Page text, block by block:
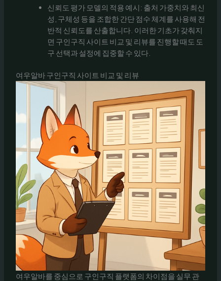
신뢰도 평가 모델의 적용 예시: 출처 가중치와 최신
성, 구체성 등을 조합한 간단 점수 체계를 사용해 전
반적 신뢰도를 산출합니다. 이러한 기초가 갖춰지
면 구인구직 사이트 비교 및 리뷰를 진행할 때도 도
구 선택과 설정에 집중할 수 있다.
여우알바 구인구직 사이트 비교 및 리뷰
여우알바를 중심으로 구인구직 플랫폼의 차이점을 실무 관